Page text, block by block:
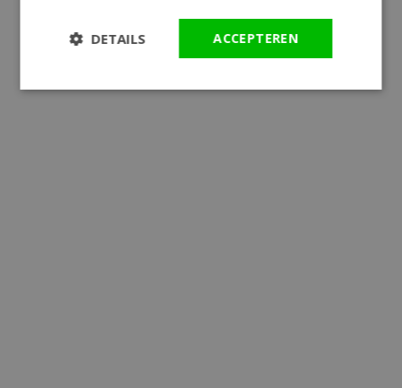
ACCEPTEREN
DETAILS